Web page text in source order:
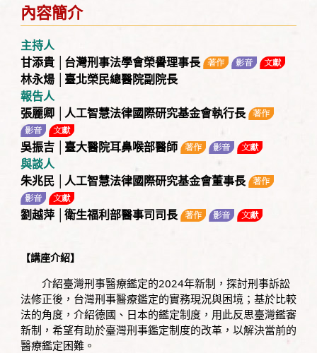
內容簡介
主持人
甘添貴 │台灣刑事法學會榮譽理事長
林永煬 │臺北榮民總醫院副院長
報告人
張麗卿 │人工智慧法律國際研究基金會執行長
吳振吉 │臺大醫院耳鼻喉部醫師
與談人
朱兆民 │人工智慧法律國際研究基金會董事長
劉越萍 │衛生福利部醫事司司長
【講座介紹】
介紹臺灣刑事醫療鑑定的2024年新制，探討刑事訴訟
法修正後，台灣刑事醫療鑑定的實務現況與困境；基於比較
法的角度，介紹德國、日本的鑑定制度，用此反思臺灣鑑審
新制，希望有助於臺灣刑事鑑定制度的改革，以解決當前的
醫療鑑定困難。